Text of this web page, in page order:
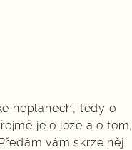
neplánech, tedy o
je o józe a o tom,
vám skrze něj